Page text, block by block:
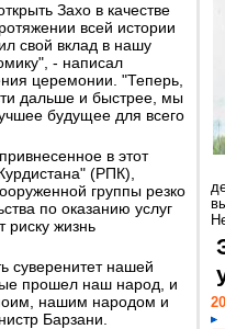
Захо в качестве
всей истории
свой вклад в нашу
- написал
церемонии. "Теперь,
дальше и быстрее, мы
будущее для всего
в этот
(РПК),
группы резко
по оказанию услуг
риску жизнь
суверенитет нашей
прошел наш народ, и
нашим народом и
Барзани.